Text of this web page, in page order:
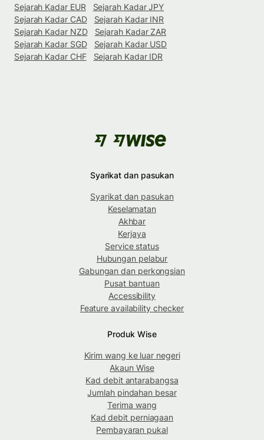
Sejarah Kadar EUR
Sejarah Kadar JPY
Sejarah Kadar CAD
Sejarah Kadar INR
Sejarah Kadar NZD
Sejarah Kadar ZAR
Sejarah Kadar SGD
Sejarah Kadar USD
Sejarah Kadar CHF
Sejarah Kadar IDR
Syarikat dan pasukan
Syarikat dan pasukan
Keselamatan
Akhbar
Kerjaya
Service status
Hubungan pelabur
Gabungan dan perkongsian
Pusat bantuan
Accessibility
Feature availability checker
Produk Wise
Kirim wang ke luar negeri
Akaun Wise
Kad debit antarabangsa
Jumlah pindahan besar
Terima wang
Kad debit perniagaan
Pembayaran pukal